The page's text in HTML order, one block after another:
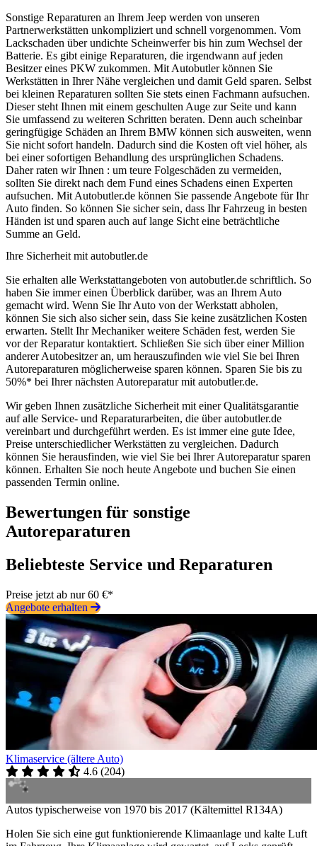
Sonstige Reparaturen an Ihrem Jeep werden von unseren
Partnerwerkstätten unkompliziert und schnell vorgenommen. Vom
Lackschaden über undichte Scheinwerfer bis hin zum Wechsel der
Batterie. Es gibt einige Reparaturen, die irgendwann auf jeden
Besitzer eines PKW zukommen. Mit Autobutler können Sie
Werkstätten in Ihrer Nähe vergleichen und damit Geld sparen. Selbst
bei kleinen Reparaturen sollten Sie stets einen Fachmann aufsuchen.
Dieser steht Ihnen mit einem geschulten Auge zur Seite und kann
Sie umfassend zu weiteren Schritten beraten. Denn auch scheinbar
geringfügige Schäden an Ihrem BMW können sich ausweiten, wenn
Sie nicht sofort handeln. Dadurch sind die Kosten oft viel höher, als
bei einer sofortigen Behandlung des ursprünglichen Schadens.
Daher raten wir Ihnen : um teure Folgeschäden zu vermeiden,
sollten Sie direkt nach dem Fund eines Schadens einen Experten
aufsuchen. Mit Autobutler.de können Sie passende Angebote für Ihr
Auto finden. So können Sie sicher sein, dass Ihr Fahrzeug in besten
Händen ist und sparen auch auf lange Sicht eine beträchtliche
Summe an Geld.
Ihre Sicherheit mit autobutler.de
Sie erhalten alle Werkstattangeboten von autobutler.de schriftlich. So
haben Sie immer einen Überblick darüber, was an Ihrem Auto
gemacht wird. Wenn Sie Ihr Auto von der Werkstatt abholen,
können Sie sich also sicher sein, dass Sie keine zusätzlichen Kosten
erwarten. Stellt Ihr Mechaniker weitere Schäden fest, werden Sie
vor der Reparatur kontaktiert. Schließen Sie sich über einer Million
anderer Autobesitzer an, um herauszufinden wie viel Sie bei Ihren
Autoreparaturen möglicherweise sparen können. Sparen Sie bis zu
50%* bei Ihrer nächsten Autoreparatur mit autobutler.de.
Wir geben Ihnen zusätzliche Sicherheit mit einer Qualitätsgarantie
auf alle Service- und Reparaturarbeiten, die über autobutler.de
vereinbart und durchgeführt werden. Es ist immer eine gute Idee,
Preise unterschiedlicher Werkstätten zu vergleichen. Dadurch
können Sie herausfinden, wie viel Sie bei Ihrer Autoreparatur sparen
können. Erhalten Sie noch heute Angebote und buchen Sie einen
passenden Termin online.
Bewertungen für sonstige
Autoreparaturen
Beliebteste Service und Reparaturen
Preise jetzt ab nur 60 €*
Angebote erhalten
Klimaservice (ältere Auto)
4.6 (204)
Autos typischerweise von 1970 bis 2017 (Kältemittel R134A)
Holen Sie sich eine gut funktionierende Klimaanlage und kalte Luft